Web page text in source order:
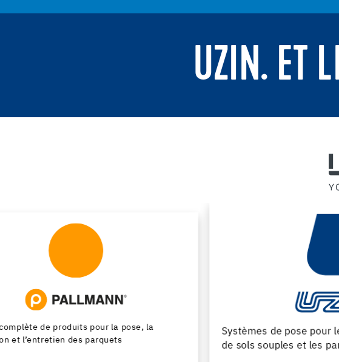
UZIN. ET
Systèmes de pose pour les chapes, les revêtements
de sols souples et les parquets
Machines,
sols et des